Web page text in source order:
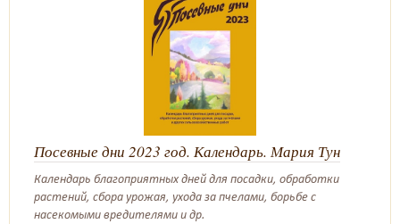
Посевные дни 2023 год. Календарь. Мария Тун
Календарь благоприятных дней для посадки, обработки
растений, сбора урожая, ухода за пчелами, борьбе с
насекомыми вредителями и др.